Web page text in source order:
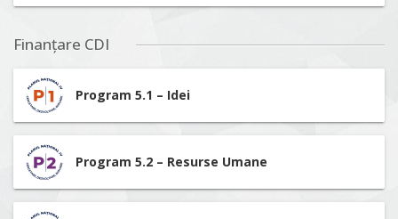
Finanțare CDI
Program 5.1 – Idei
Program 5.2 – Resurse Umane